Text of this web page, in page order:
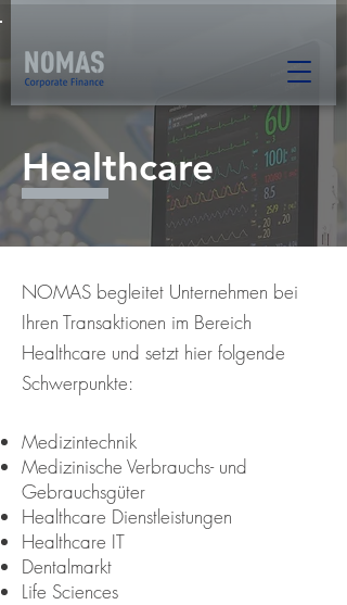
Healthcare
NOMAS begleitet Unternehmen bei
Ihren Transaktionen im Bereich
Healthcare und setzt hier folgende
Schwerpunkte:
Medizintechnik
Medizinische Verbrauchs- und
Gebrauchsgüter
Healthcare Dienstleistungen
Healthcare IT
Dentalmarkt
Life Sciences